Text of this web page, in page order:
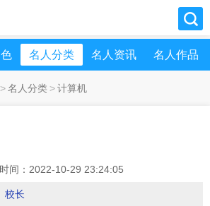
名人分类 名人资讯 名人作品
>名人分类 >计算机
间：2022-10-29 23:24:05
校长